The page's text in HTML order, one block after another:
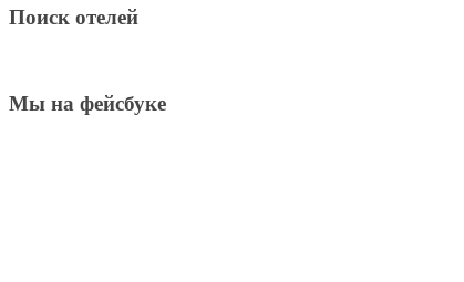
Поиск отелей
Мы на фейсбуке